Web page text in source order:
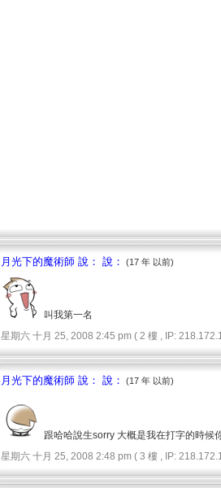
月光下的魔術師 說： 說： (17 年 以前)
叫我第一名
星期六 十月 25, 2008 2:45 pm ( 2 樓 , IP:
月光下的魔術師 說： 說： (17 年 以前)
跟哈哈說生sorry 大概是我在打字的時候
星期六 十月 25, 2008 2:48 pm ( 3 樓 , IP: